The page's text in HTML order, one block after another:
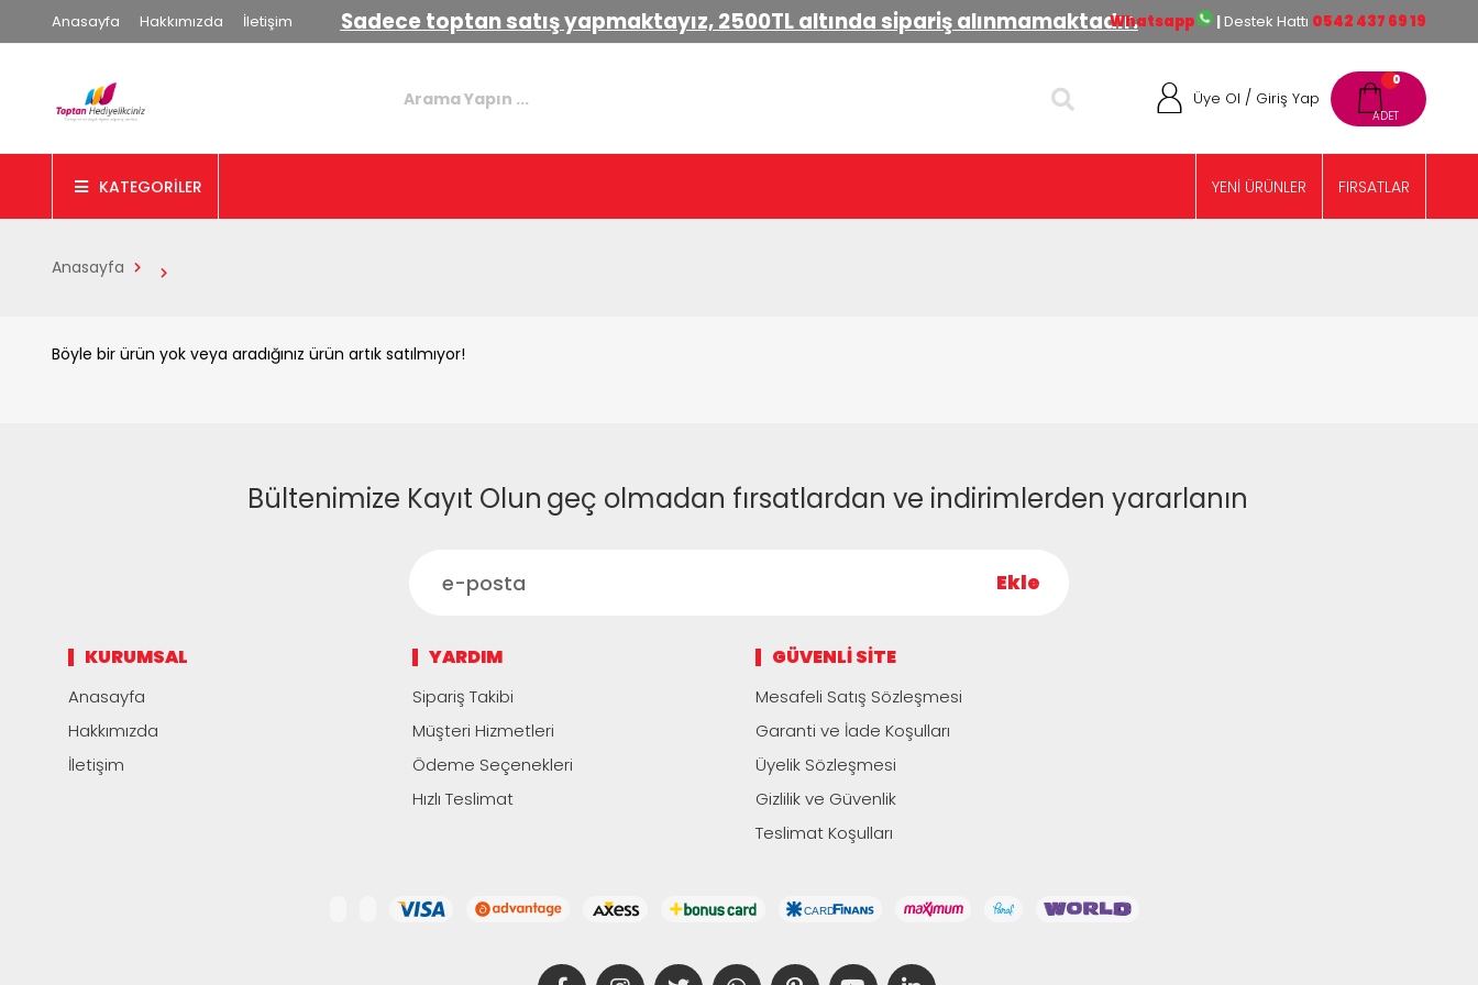
Anasayfa Hakkımızda İletişim Sadece toptan satış yapmaktayız, 2500TL altında sipariş alınmamaktadır.Whatsapp |Destek Hattı 0542 437 69 19
0
Üye Ol / Giriş Yap
KATEGORİLER FIRSATLAR
YENİ ÜRÜNLER
Anasayfa
Böyle bir ürün yok veya aradığınız ürün artık satılmıyor!
Bültenimize Kayıt Olun geç olmadan fırsatlardan ve indirimlerden yararlanın
Ekle
KURUMSAL
Anasayfa
Hakkımızda
İletişim
YARDIM
Sipariş Takibi
Müşteri Hizmetleri
Ödeme Seçenekleri
Hızlı Teslimat
GÜVENLI SITE
Mesafeli Satış Sözleşmesi
Garanti ve İade Koşulları
Üyelik Sözleşmesi
Gizlilik ve Güvenlik
Teslimat Koşulları